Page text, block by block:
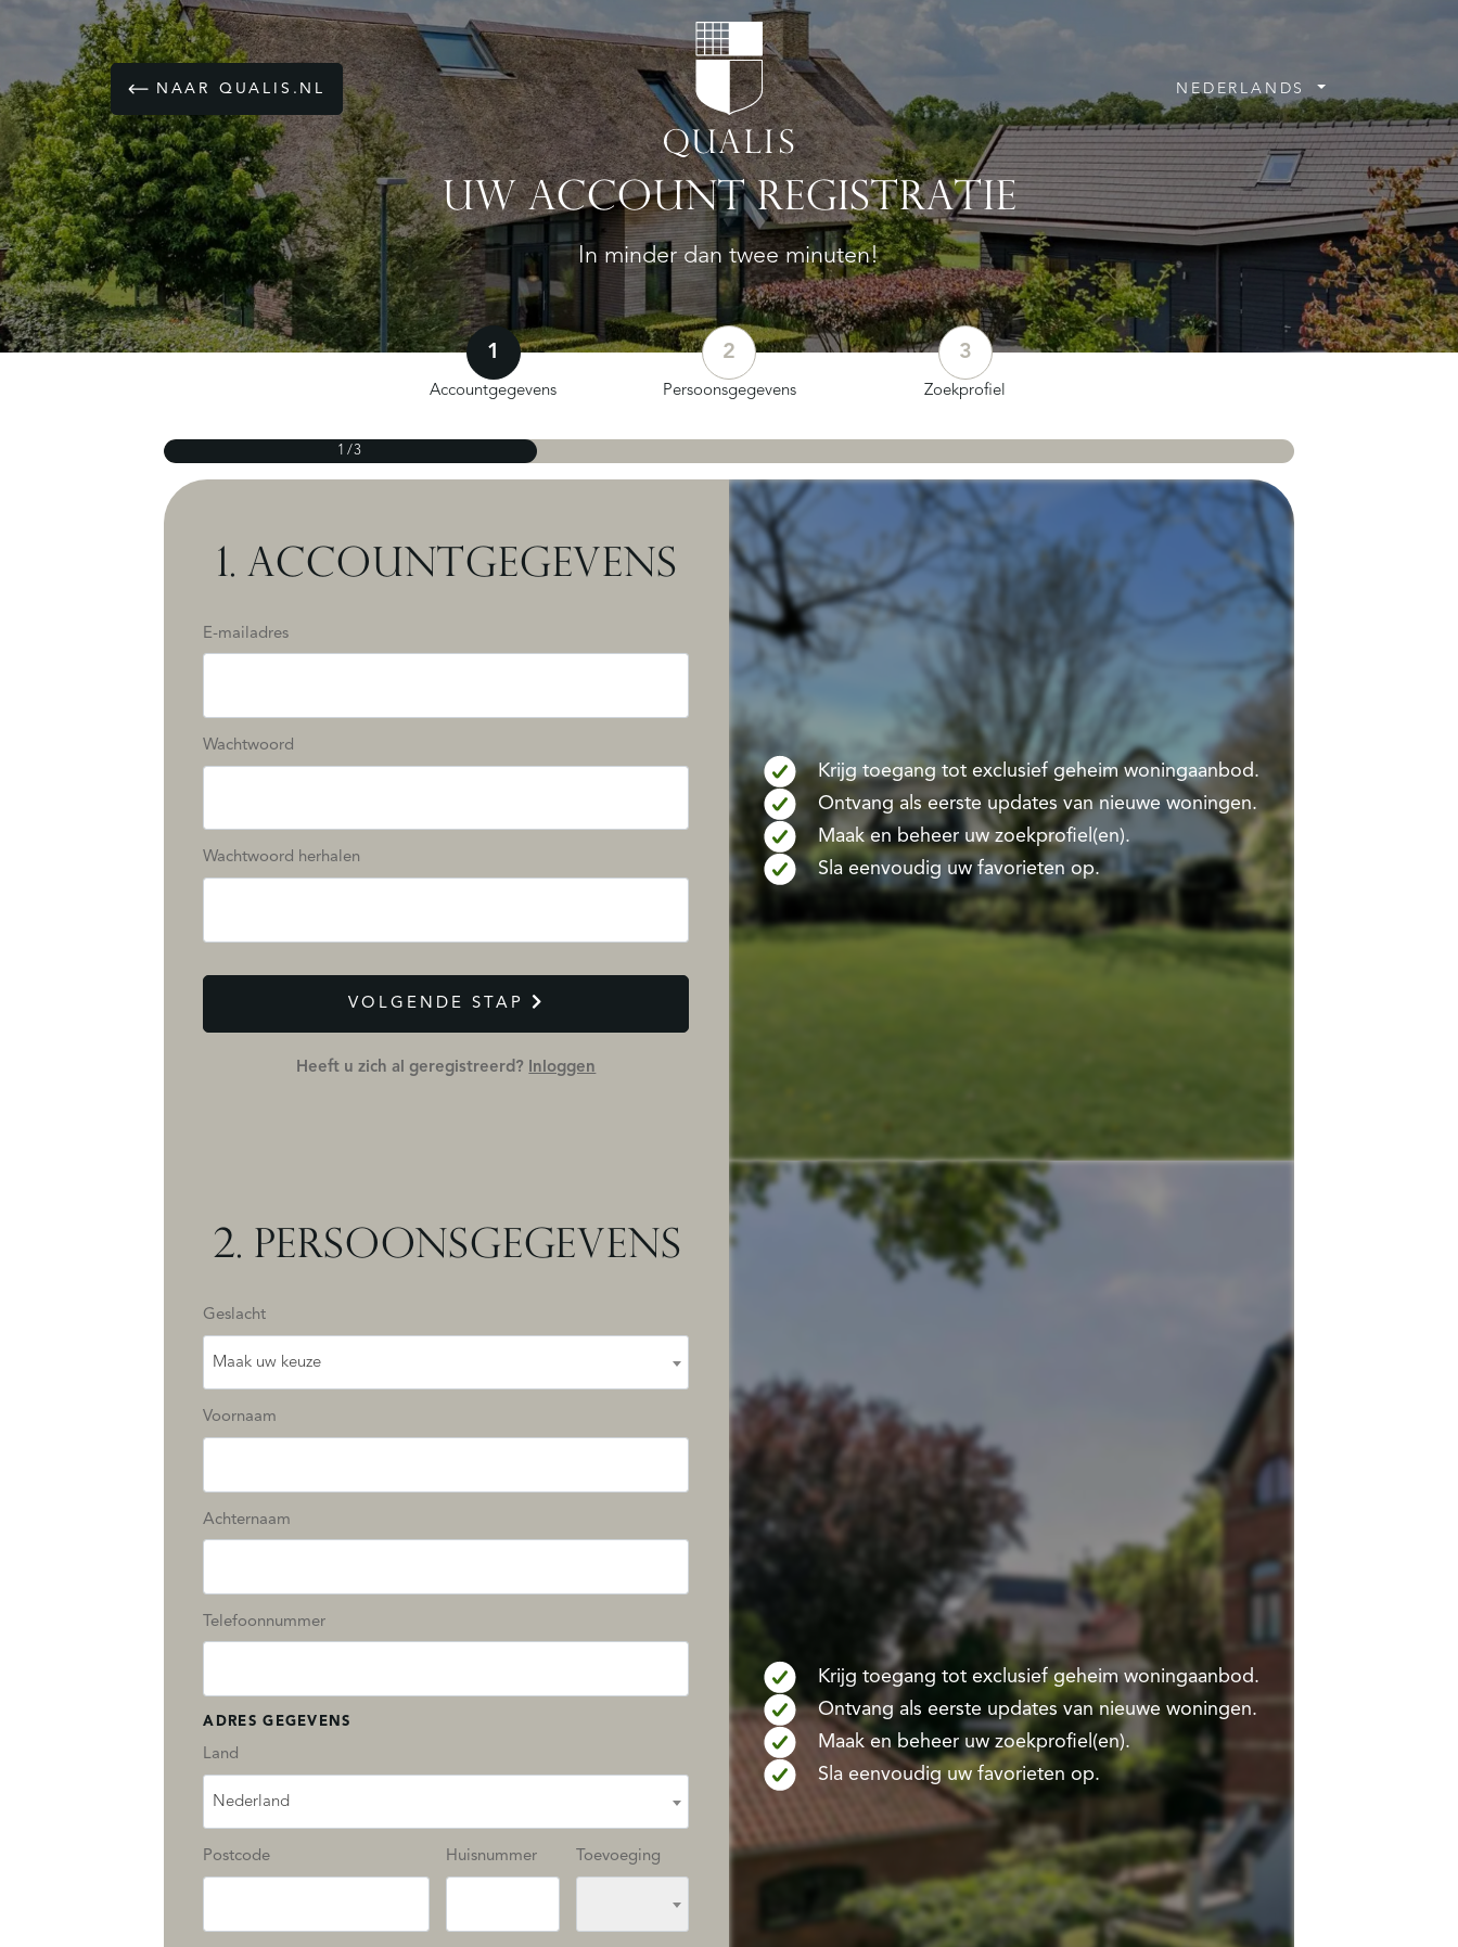
NAAR QUALIS.NL NEDERLANDS
UW ACCOUNT REGISTRATIE
In minder dan twee minuten!
1
Accountgegevens
2
Persoonsgegevens
3
Zoekprofiel
1. ACCOUNTGEGEVENS
E-mailadres
Wachtwoord
Wachtwoord herhalen
VOLGENDE STAP
Heeft u zich al geregistreerd? Inloggen
Krijg toegang tot exclusief geheim woningaanbod.
Ontvang als eerste updates van nieuwe woningen.
Maak en beheer uw zoekprofiel(en).
Sla eenvoudig uw favorieten op.
2. PERSOONSGEGEVENS
Geslacht
Maak uw keuze
Voornaam
Achternaam
Telefoonnummer
ADRES GEGEVENS
Land
Nederland
Postcode Huisnummer Toevoeging
Krijg toegang tot exclusief geheim woningaanbod.
Ontvang als eerste updates van nieuwe woningen.
Maak en beheer uw zoekprofiel(en).
Sla eenvoudig uw favorieten op.